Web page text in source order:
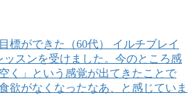
標ができた（60代） イルチブレイ
ッスンを受けました。今のところ感
く」という感覚が出てきたことで
欲がなくなったなあ、と感じていま